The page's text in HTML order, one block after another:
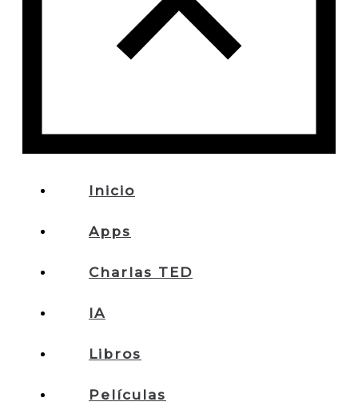
Inicio
Apps
Charlas TED
IA
Libros
Películas